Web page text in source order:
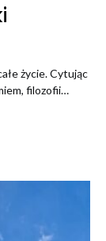
życie. Cytując
filozofii…